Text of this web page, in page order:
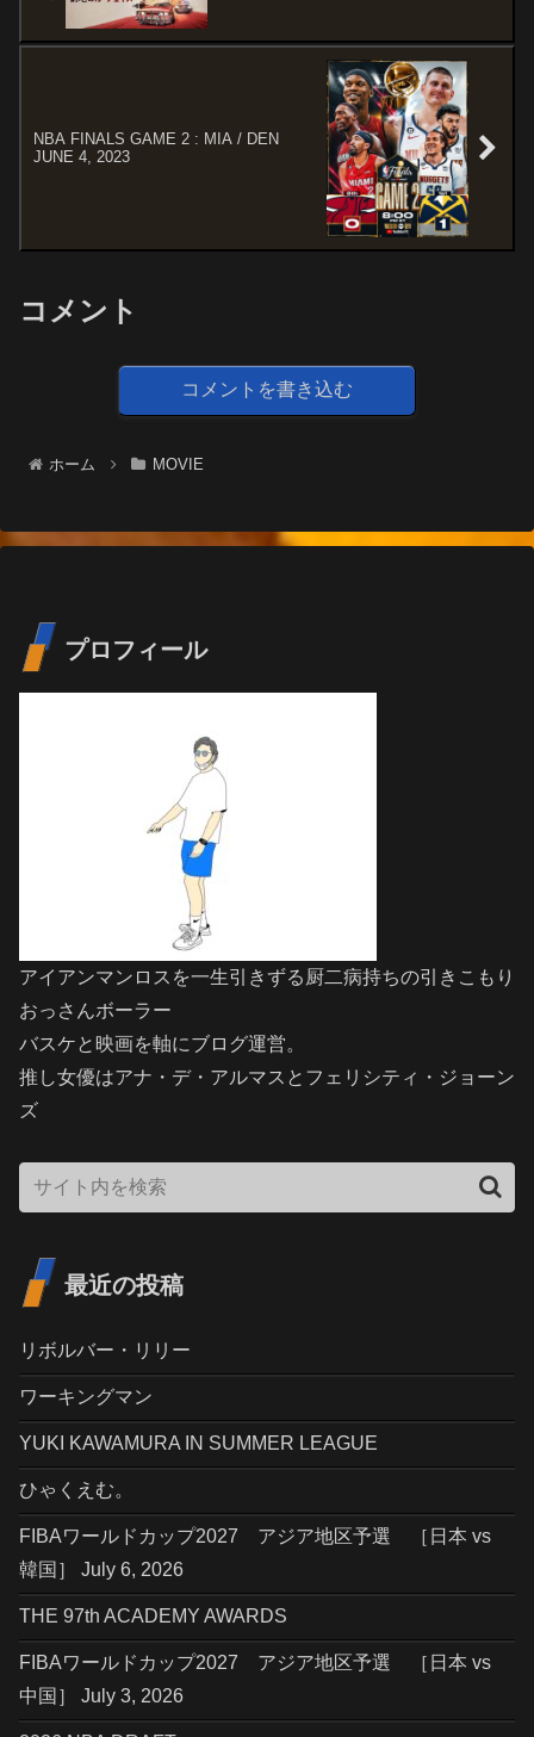
NBA FINALS GAME 2 : MIA / DEN
JUNE 4, 2023
コメント
コメントを書き込む
ホーム MOVIE
プロフィール
アイアンマンロスを一生引きずる厨二病持ちの引きこもり
おっさんボーラー
バスケと映画を軸にブログ運営。
推し女優はアナ・デ・アルマスとフェリシティ・ジョーン
ズ
最近の投稿
リボルバー・リリー
ワーキングマン
YUKI KAWAMURA IN SUMMER LEAGUE
ひゃくえむ。
FIBAワールドカップ2027 アジア地区予選 ［日本 vs
韓国］ July 6, 2026
THE 97th ACADEMY AWARDS
FIBAワールドカップ2027 アジア地区予選 ［日本 vs
中国］ July 3, 2026